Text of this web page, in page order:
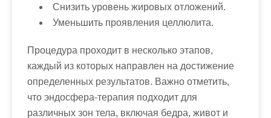
Снизить уровень жировых отложений.
Уменьшить проявления целлюлита.
Процедура проходит в несколько этапов,
каждый из которых направлен на достижение
определенных результатов. Важно отметить,
что эндосфера-терапия подходит для
различных зон тела, включая бедра, живот и